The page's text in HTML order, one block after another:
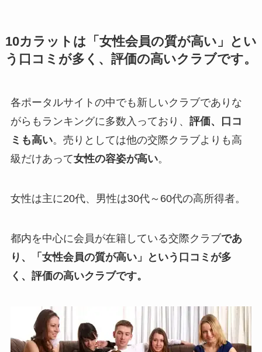
10カラットは 「女性会員の質が高い」とい
う口コミが多く、評価の高いクラブです。
各ポータルサイトの中でも新しいクラブでありな
がらもランキングに多数入っており、 評価、口コ
ミも高い。売りとしては他の交際クラブよりも高
級だけあって女性の容姿が高い。
女性は主に20代、男性は30代～60代の高所得者。
都内を中心に会員が在籍している交際クラブであ
り、
「女性会員の質が高い」という口コミが多
く、評価の高いクラブです。